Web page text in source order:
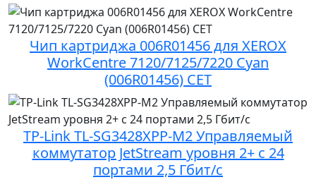
Чип картриджа 006R01456 для XEROX
WorkCentre 7120/7125/7220 Cyan
(006R01456) CET
TP-Link TL-SG3428XPP-M2 Управляемый
коммутатор JetStream уровня 2+ с 24
портами 2,5 Гбит/с